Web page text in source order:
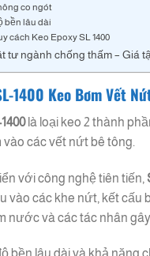
co ngót
bền lâu dài
cách Keo Epoxy SL 1400
tư ngành chống thấm – Giá
1400 Keo Bơm Vết
là loại keo 2 thành
các vết nứt bê tông.
với công nghệ tiên tiến,
vào các khe nứt, kết cấu
nước và các tác nhân